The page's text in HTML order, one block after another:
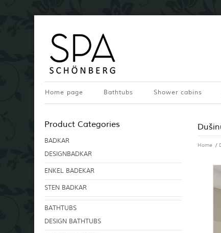
Home page Bathtubs Shower cabins
Home /
Product Categories
BADKAR
DESIGNBADKAR
ENKEL BADEKAR
STEN BADKAR
BATHTUBS
DESIGN BATHTUBS